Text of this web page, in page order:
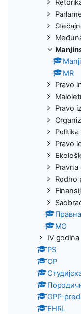
MR
Pravo
Pravo
Pravo
Pravna
Rodno
МО
IV godina
PS
OP
GPP-
EHRL